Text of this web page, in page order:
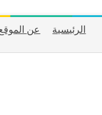
الرئيسية عن